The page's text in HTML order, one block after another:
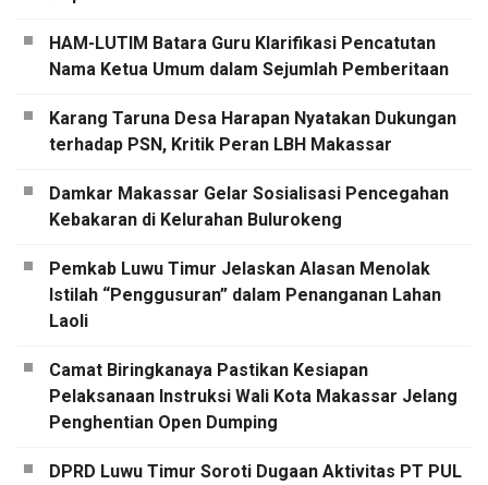
HAM-LUTIM Batara Guru Klarifikasi Pencatutan
Nama Ketua Umum dalam Sejumlah Pemberitaan
Karang Taruna Desa Harapan Nyatakan Dukungan
terhadap PSN, Kritik Peran LBH Makassar
Damkar Makassar Gelar Sosialisasi Pencegahan
Kebakaran di Kelurahan Bulurokeng
Pemkab Luwu Timur Jelaskan Alasan Menolak
Istilah “Penggusuran” dalam Penanganan Lahan
Laoli
Camat Biringkanaya Pastikan Kesiapan
Pelaksanaan Instruksi Wali Kota Makassar Jelang
Penghentian Open Dumping
DPRD Luwu Timur Soroti Dugaan Aktivitas PT PUL